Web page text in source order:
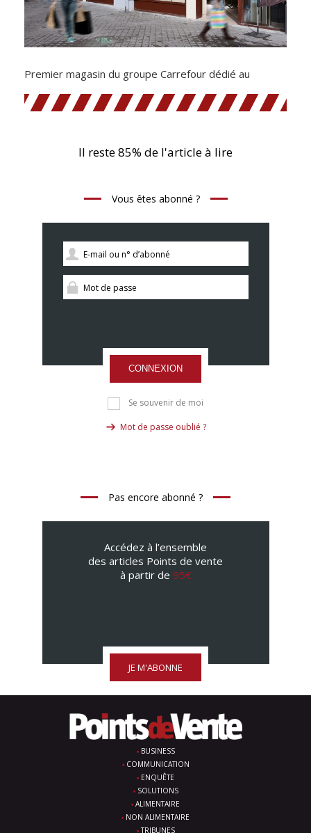
Premier magasin du groupe Carrefour dédié au
Il reste 85% de l'article à lire
Vous êtes abonné ?
CONNEXION
Se souvenir de moi
Mot de passe oublié ?
Pas encore abonné ?
Accédez à l’ensemble
des articles Points de vente
à partir de 95€
JE M'ABONNE
BUSINESS
COMMUNICATION
ENQUÊTE
SOLUTIONS
ALIMENTAIRE
NON ALIMENTAIRE
TRIBUNES